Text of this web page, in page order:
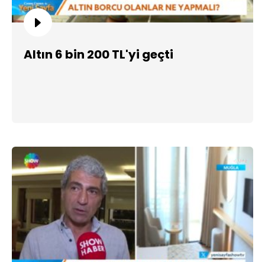
Altın 6 bin 200 TL'yi geçti